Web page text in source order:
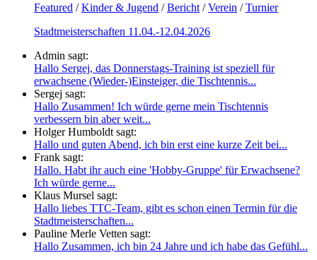
Featured /Kinder & Jugend /Bericht /Verein /Turnier
Stadtmeisterschaften 11.04.-12.04.2026
Admin sagt:
Hallo Sergej, das Donnerstags-Training ist speziell für
erwachsene (Wieder-)Einsteiger, die Tischtennis...
Sergej sagt:
Hallo Zusammen! Ich würde gerne mein Tischtennis
verbessern bin aber weit...
Holger Humboldt sagt:
Hallo und guten Abend, ich bin erst eine kurze Zeit bei...
Frank sagt:
Hallo. Habt ihr auch eine 'Hobby-Gruppe' für Erwachsene?
Ich würde gerne...
Klaus Mursel sagt:
Hallo liebes TTC-Team, gibt es schon einen Termin für die
Stadtmeisterschaften...
Pauline Merle Vetten sagt:
Hallo Zusammen, ich bin 24 Jahre und ich habe das Gefühl...